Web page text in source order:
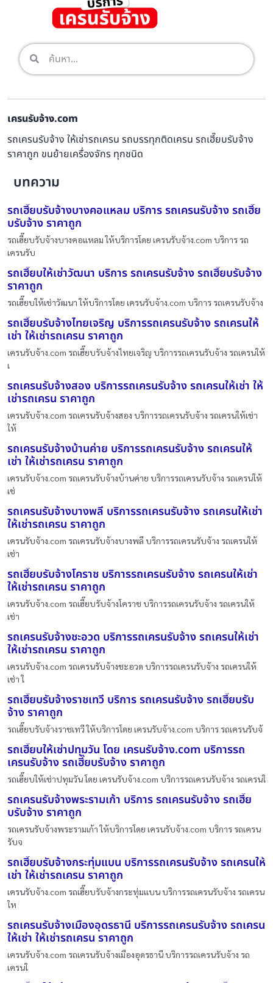
เครนรับจ้าง.com
รถเครนรับจ้าง ให้เช่ารถเครน รถบรรทุกติดเครน รถเฮี๊ยบรับจ้าง
ราคาถูก ขนย้ายเครื่องจักร ทุกชนิด
บทความ
รถเฮี๊ยบรับจ้างบางคอแหลม บริการ รถเครนรับจ้าง รถเฮี๊ย
บรับจ้าง ราคาถูก
รถเฮี๊ยบรับจ้างบางคอแหลม ให้บริการโดย เครนรับจ้าง.com บริการ รถ
เครนรับ
รถเฮี๊ยบให้เช่าวัฒนา บริการ รถเครนรับจ้าง รถเฮี๊ยบรับจ้าง
ราคาถูก
รถเฮี๊ยบให้เช่าวัฒนา ให้บริการโดย เครนรับจ้าง.com บริการ รถเครนรับจ้าง
รถเฮี๊ยบรับจ้างไทยเจริญ บริการรถเครนรับจ้าง รถเครนให้
เช่า ให้เช่ารถเครน ราคาถูก
เครนรับจ้าง.com รถเฮี๊ยบรับจ้างไทยเจริญ บริการรถเครนรับจ้าง รถเครนให้
เ
รถเครนรับจ้างสอง บริการรถเครนรับจ้าง รถเครนให้เช่า ให้
เช่ารถเครน ราคาถูก
เครนรับจ้าง.com รถเครนรับจ้างสอง บริการรถเครนรับจ้าง รถเครนให้เช่า
ให้
รถเครนรับจ้างบ้านค่าย บริการรถเครนรับจ้าง รถเครนให้
เช่า ให้เช่ารถเครน ราคาถูก
เครนรับจ้าง.com รถเครนรับจ้างบ้านค่าย บริการรถเครนรับจ้าง รถเครนให้
เช่
รถเครนรับจ้างบางพลี บริการรถเครนรับจ้าง รถเครนให้เช่า
ให้เช่ารถเครน ราคาถูก
เครนรับจ้าง.com รถเครนรับจ้างบางพลี บริการรถเครนรับจ้าง รถเครนให้
เช่า
รถเฮี๊ยบรับจ้างโคราช บริการรถเครนรับจ้าง รถเครนให้เช่า
ให้เช่ารถเครน ราคาถูก
เครนรับจ้าง.com รถเฮี๊ยบรับจ้างโคราช บริการรถเครนรับจ้าง รถเครนให้
เช่า
รถเครนรับจ้างชะอวด บริการรถเครนรับจ้าง รถเครนให้เช่า
ให้เช่ารถเครน ราคาถูก
เครนรับจ้าง.com รถเครนรับจ้างชะอวด บริการรถเครนรับจ้าง รถเครนให้
เช่า ใ
รถเฮี๊ยบรับจ้างราชเทวี บริการ รถเครนรับจ้าง รถเฮี๊ยบรับ
จ้าง ราคาถูก
รถเฮี๊ยบรับจ้างราชเทวี ให้บริการโดย เครนรับจ้าง.com บริการ รถเครนรับจ้
รถเฮี๊ยบให้เช่าปทุมวัน โดย เครนรับจ้าง.com บริการรถ
เครนรับจ้าง รถเฮี๊ยบรับจ้าง ราคาถูก
รถเฮี๊ยบให้เช่าปทุมวัน โดย เครนรับจ้าง.com บริการรถเครนรับจ้าง รถเครนใ
รถเครนรับจ้างพระรามเก้า บริการ รถเครนรับจ้าง รถเฮี๊ย
บรับจ้าง ราคาถูก
รถเครนรับจ้างพระรามเก้า ให้บริการโดย เครนรับจ้าง.com บริการ รถเครน
รับจ
รถเฮี๊ยบรับจ้างกระทุ่มแบน บริการรถเครนรับจ้าง รถเครนให้
เช่า ให้เช่ารถเครน ราคาถูก
เครนรับจ้าง.com รถเฮี๊ยบรับจ้างกระทุ่มแบน บริการรถเครนรับจ้าง รถเครน
ให
รถเครนรับจ้างเมืองอุดรธานี บริการรถเครนรับจ้าง รถเครน
ให้เช่า ให้เช่ารถเครน ราคาถูก
เครนรับจ้าง.com รถเครนรับจ้างเมืองอุดรธานี บริการรถเครนรับจ้าง รถ
เครนใ